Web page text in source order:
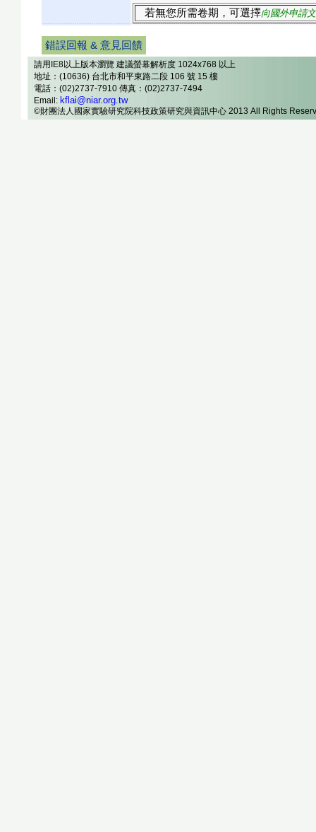
若無您所需卷期，可選擇向國外申請
錯誤回報 & 意見回饋
請用IE8以上版本瀏覽 建議螢幕解析度 1024x768 以上
地址：(10636) 台北市和平東路二段 106 號 15 樓
電話：(02)2737-7910 傳真：(02)2737-7494
Email: kflai@niar.org.tw
©財團法人國家實驗研究院科技政策研究與資訊中心 2013 All Rights